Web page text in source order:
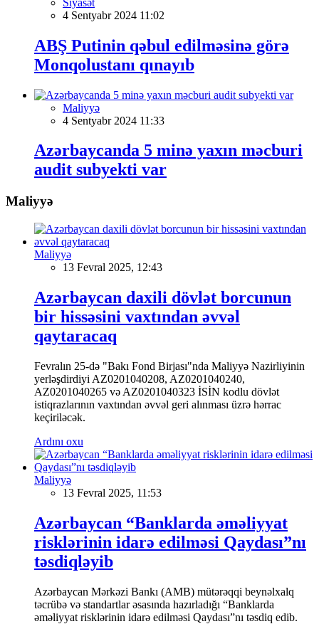
4 Sentyabr 2024 11:02
ABŞ Putinin qəbul edilməsinə görə
Monqolustanı qınayıb
Maliyyə
4 Sentyabr 2024 11:33
Azərbaycanda 5 minə yaxın məcburi
audit subyekti var
Maliyyə
Maliyyə
13 Fevral 2025, 12:43
Azərbaycan daxili dövlət borcunun
bir hissəsini vaxtından əvvəl
qaytaracaq
Fevralın 25-də "Bakı Fond Birjası"nda Maliyyə Nazirliyinin
yerləşdirdiyi AZ0201040208, AZ0201040240,
AZ0201040265 və AZ0201040323 İSİN kodlu dövlət
istiqrazlarının vaxtından əvvəl geri alınması üzrə hərrac
keçiriləcək.
Ardını oxu
Maliyyə
13 Fevral 2025, 11:53
Azərbaycan “Banklarda əməliyyat
risklərinin idarə edilməsi Qaydası”nı
təsdiqləyib
Azərbaycan Mərkəzi Bankı (AMB) mütərəqqi beynəlxalq
təcrübə və standartlar əsasında hazırladığı “Banklarda
əməliyyat risklərinin idarə edilməsi Qaydası”nı təsdiq edib.